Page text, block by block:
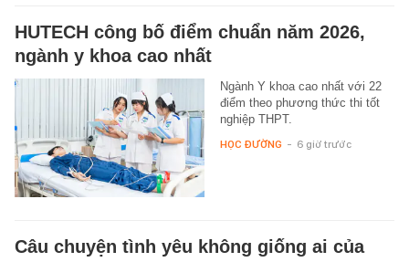
HUTECH công bố điểm chuẩn năm 2026,
ngành y khoa cao nhất
Ngành Y khoa cao nhất với 22
điểm theo phương thức thi tốt
nghiệp THPT.
HỌC ĐƯỜNG - 6 giờ trước
Câu chuyện tình yêu không giống ai của